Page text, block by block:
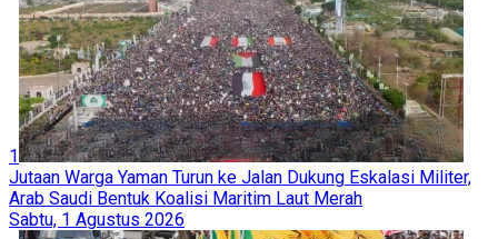
1
Jutaan Warga Yaman Turun ke Jalan Dukung Eskalasi Militer,
Arab Saudi Bentuk Koalisi Maritim Laut Merah
Sabtu, 1 Agustus 2026